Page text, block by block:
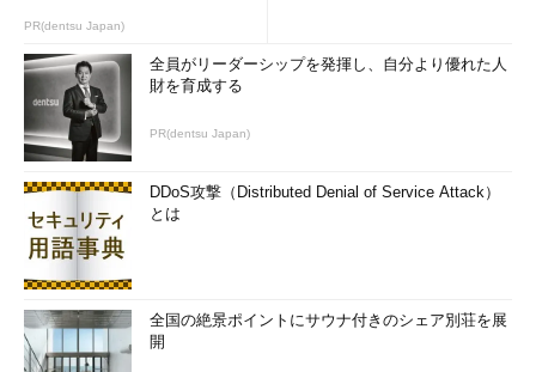
PR(dentsu Japan)
全員がリーダーシップを発揮し、自分より優れた人
財を育成する
PR(dentsu Japan)
DDoS攻撃（Distributed Denial of Service Attack）
とは
全国の絶景ポイントにサウナ付きのシェア別荘を展
開